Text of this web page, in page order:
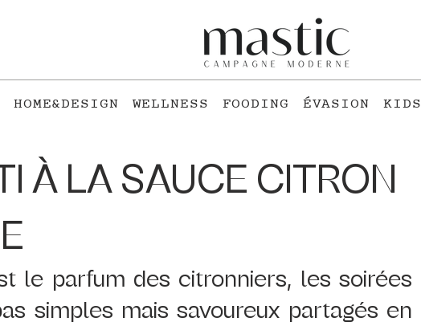
HOME&DESIGN WELLNESS FOODING ÉVASION KIDS
À LA SAUCE CITRON
le parfum des citronniers, les soirées
simples mais savoureux partagés en